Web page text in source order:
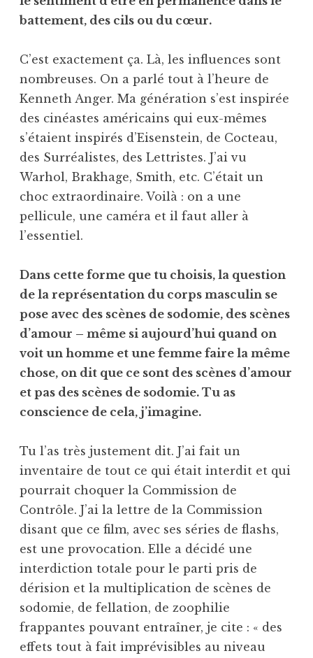
battement, des cils ou du cœur.
C’est exactement ça. Là, les influences sont
nombreuses. On a parlé tout à l’heure de
Kenneth Anger. Ma génération s’est inspirée
des cinéastes américains qui eux-mêmes
s’étaient inspirés d’Eisenstein, de Cocteau,
des Surréalistes, des Lettristes. J’ai vu
Warhol, Brakhage, Smith, etc. C’était un
choc extraordinaire. Voilà : on a une
pellicule, une caméra et il faut aller à
l’essentiel.
Dans cette forme que tu choisis, la question
de la représentation du corps masculin se
pose avec des scènes de sodomie, des scènes
d’amour – même si aujourd’hui quand on
voit un homme et une femme faire la même
chose, on dit que ce sont des scènes d’amour
et pas des scènes de sodomie. Tu as
conscience de cela, j’imagine.
Tu l’as très justement dit. J’ai fait un
inventaire de tout ce qui était interdit et qui
pourrait choquer la Commission de
Contrôle. J’ai la lettre de la Commission
disant que ce film, avec ses séries de flashs,
est une provocation. Elle a décidé une
interdiction totale pour le parti pris de
dérision et la multiplication de scènes de
sodomie, de fellation, de zoophilie
frappantes pouvant entraîner, je cite : « des
effets tout à fait imprévisibles au niveau